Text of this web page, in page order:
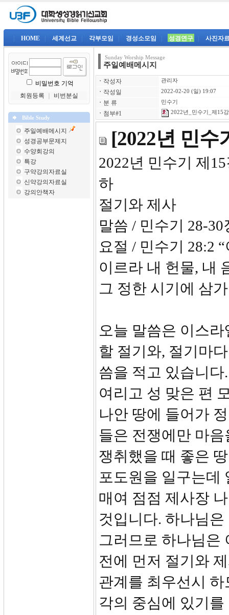
HOME 세계선교 각부모임 경성소모임 성경연구 사진자
비밀번호 기억
회원등록
비번분실
Bible Study
주일예배메시지
성경공부문제지
수양회강의
특강
구약강의자료실
신약강의자료실
강의안책자
Sunday Worship Message
주일예배메시지
ㆍ 작성자 관리자
ㆍ 작성일 2022-02-20 (일) 19:07
ㆍ 분 류 민수기
ㆍ 첨부#1 2022년_민수기_제15
[2022년 민수
2022년
하
절기와 제사
말씀 / 민수기 28-30
요절 / 민수기 28:2
이르라 내 헌물, 내
그 정한 시기에 삼
오늘 말씀은 이스
할 절기와, 절기마
씀을 적고 있습니
여리고 성 맞은 편
나안 땅에 들어가
들은 전쟁에만 마
쟁취했을 때 좋은
포도원을 일구는데
매여 점점 제사장
것입니다. 하나님
그러므로 하나님은
전에 먼저 절기와
관계를 최우선시
각의 중심에 있기